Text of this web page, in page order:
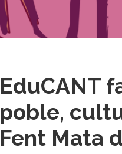
EduCANT
poble,
Fent Mata